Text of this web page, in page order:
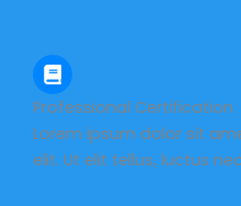
Professional Certification
Lorem ipsum dolor sit
elit. Ut elit tellus, luctus